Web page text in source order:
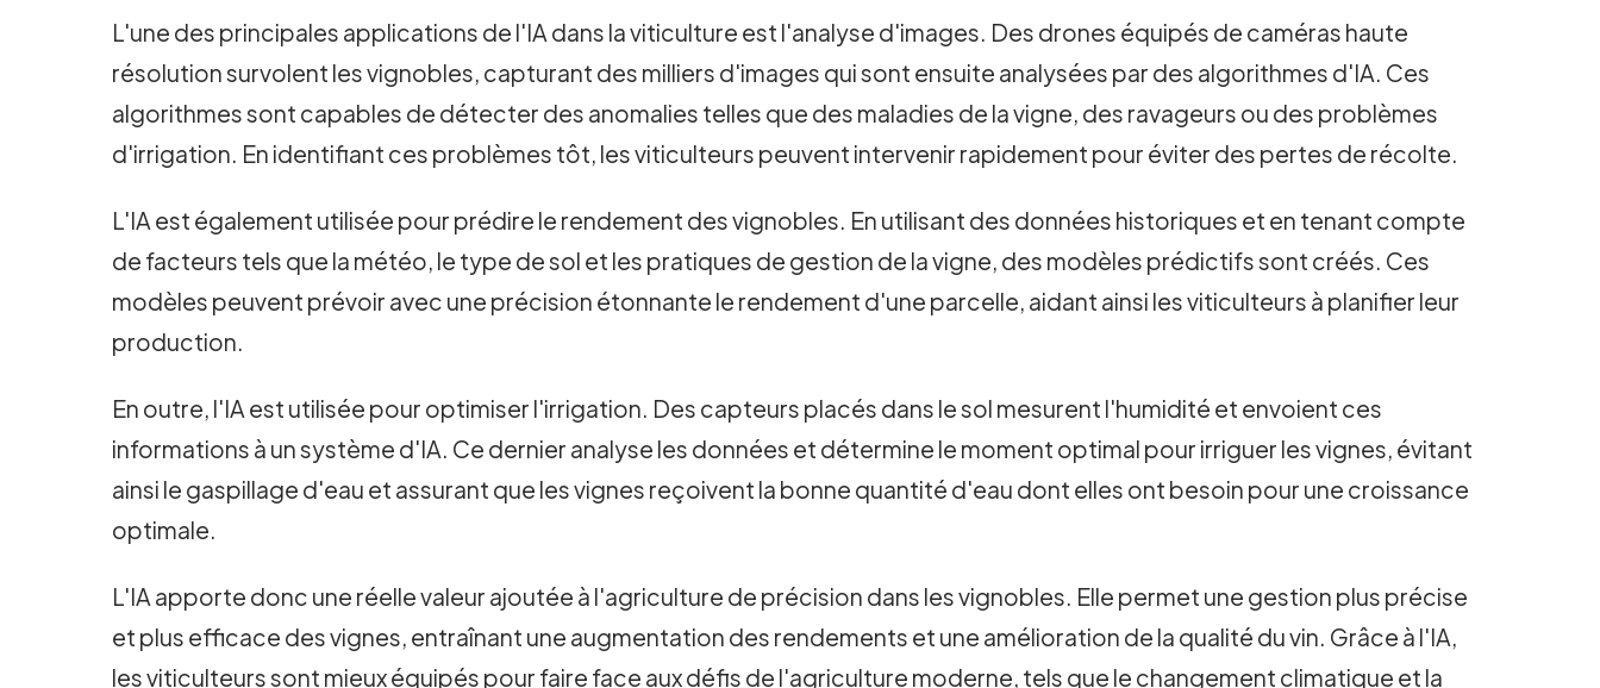
L'une des principales applications de l'IA dans la viticulture est l'analyse d'images. Des drones équipés de caméras haute
résolution survolent les vignobles, capturant des milliers d'images qui sont ensuite analysées par des algorithmes d'IA. Ces
algorithmes sont capables de détecter des anomalies telles que des maladies de la vigne, des ravageurs ou des problèmes
d'irrigation. En identifiant ces problèmes tôt, les viticulteurs peuvent intervenir rapidement pour éviter des pertes de récolte.
L'IA est également utilisée pour prédire le rendement des vignobles. En utilisant des données historiques et en tenant compte
de facteurs tels que la météo, le type de sol et les pratiques de gestion de la vigne, des modèles prédictifs sont créés. Ces
modèles peuvent prévoir avec une précision étonnante le rendement d'une parcelle, aidant ainsi les viticulteurs à planifier leur
production.
En outre, l'IA est utilisée pour optimiser l'irrigation. Des capteurs placés dans le sol mesurent l'humidité et envoient ces
informations à un système d'IA. Ce dernier analyse les données et détermine le moment optimal pour irriguer les vignes, évitant
ainsi le gaspillage d'eau et assurant que les vignes reçoivent la bonne quantité d'eau dont elles ont besoin pour une croissance
optimale.
L'IA apporte donc une réelle valeur ajoutée à l'agriculture de précision dans les vignobles. Elle permet une gestion plus précise
et plus efficace des vignes, entraînant une augmentation des rendements et une amélioration de la qualité du vin. Grâce à l'IA,
les viticulteurs sont mieux équipés pour faire face aux défis de l'agriculture moderne, tels que le changement climatique et la